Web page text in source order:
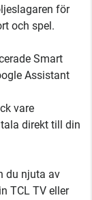
för
och spel.
Smart
Assistant
vare
direkt till din
du njuta av
TCL TV eller